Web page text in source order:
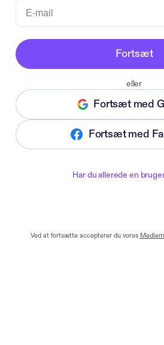
Fortsæt
eller
Fortsæt med
Fortsæt med
Har du allerede en
Ved at fortsætte accepterer du vores